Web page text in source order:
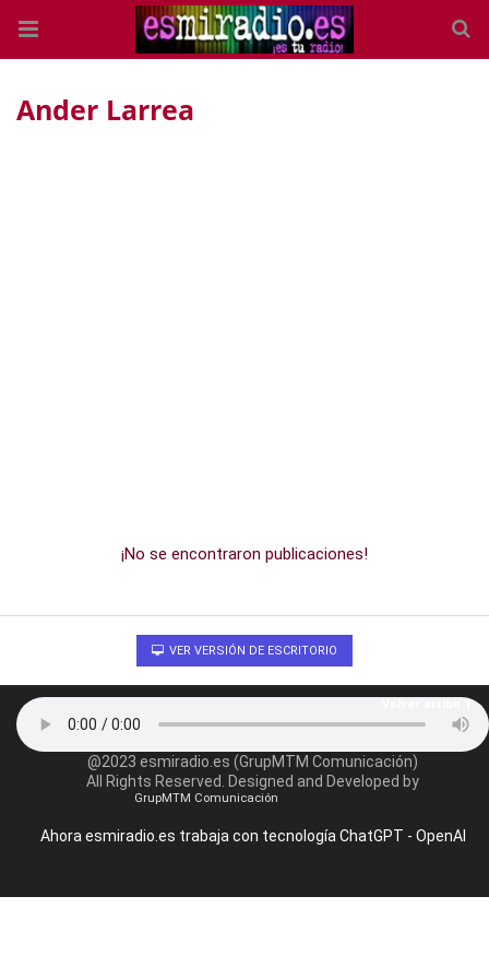
Ander Larrea
¡No se encontraron publicaciones!
VER VERSIÓN DE ESCRITORIO
@2023 esmiradio.es (GrupMTM Comunicación)
All Rights Reserved. Designed and Developed by
GrupMTM Comunicación
Ahora esmiradio.es trabaja con tecnología ChatGPT - OpenAI